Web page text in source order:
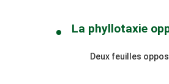
La phyllotaxie
Deux feuilles